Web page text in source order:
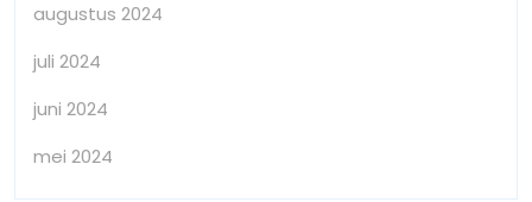
augustus 2024
juli 2024
juni 2024
mei 2024